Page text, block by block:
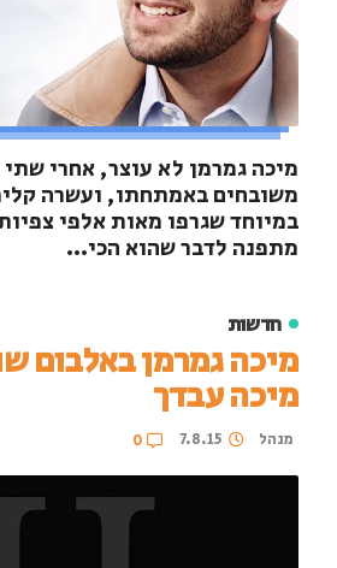
מיכה גמרמן לא עוצר, אחרי
משובחים באמתחתו, ועשרה
במיוחד שגרפו מאות אלפי
מתפנה לדבר שהוא הכי...
חדשות
מיכה גמרמן באלבום
מיכה עבדך
מנהל 7.8.15
0